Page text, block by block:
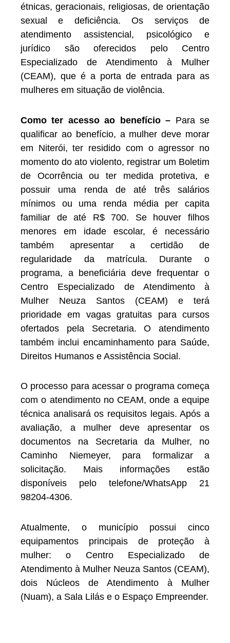
étnicas, geracionais, religiosas, de orientação
sexual e deficiência. Os serviços de
atendimento assistencial, psicológico e
jurídico são oferecidos pelo Centro
Especializado de Atendimento à Mulher
(CEAM), que é a porta de entrada para as
mulheres em situação de violência.
Como ter acesso ao benefício – Para se
qualificar ao benefício, a mulher deve morar
em Niterói, ter residido com o agressor no
momento do ato violento, registrar um Boletim
de Ocorrência ou ter medida protetiva, e
possuir uma renda de até três salários
mínimos ou uma renda média per capita
familiar de até R$ 700. Se houver filhos
menores em idade escolar, é necessário
também apresentar a certidão de
regularidade da matrícula. Durante o
programa, a beneficiária deve frequentar o
Centro Especializado de Atendimento à
Mulher Neuza Santos (CEAM) e terá
prioridade em vagas gratuitas para cursos
ofertados pela Secretaria. O atendimento
também inclui encaminhamento para Saúde,
Direitos Humanos e Assistência Social.
O processo para acessar o programa começa
com o atendimento no CEAM, onde a equipe
técnica analisará os requisitos legais. Após a
avaliação, a mulher deve apresentar os
documentos na Secretaria da Mulher, no
Caminho Niemeyer, para formalizar a
solicitação. Mais informações estão
disponíveis pelo telefone/WhatsApp 21
98204-4306.
Atualmente, o município possui cinco
equipamentos principais de proteção à
mulher: o Centro Especializado de
Atendimento à Mulher Neuza Santos (CEAM),
dois Núcleos de Atendimento à Mulher
(Nuam), a Sala Lilás e o Espaço Empreender.